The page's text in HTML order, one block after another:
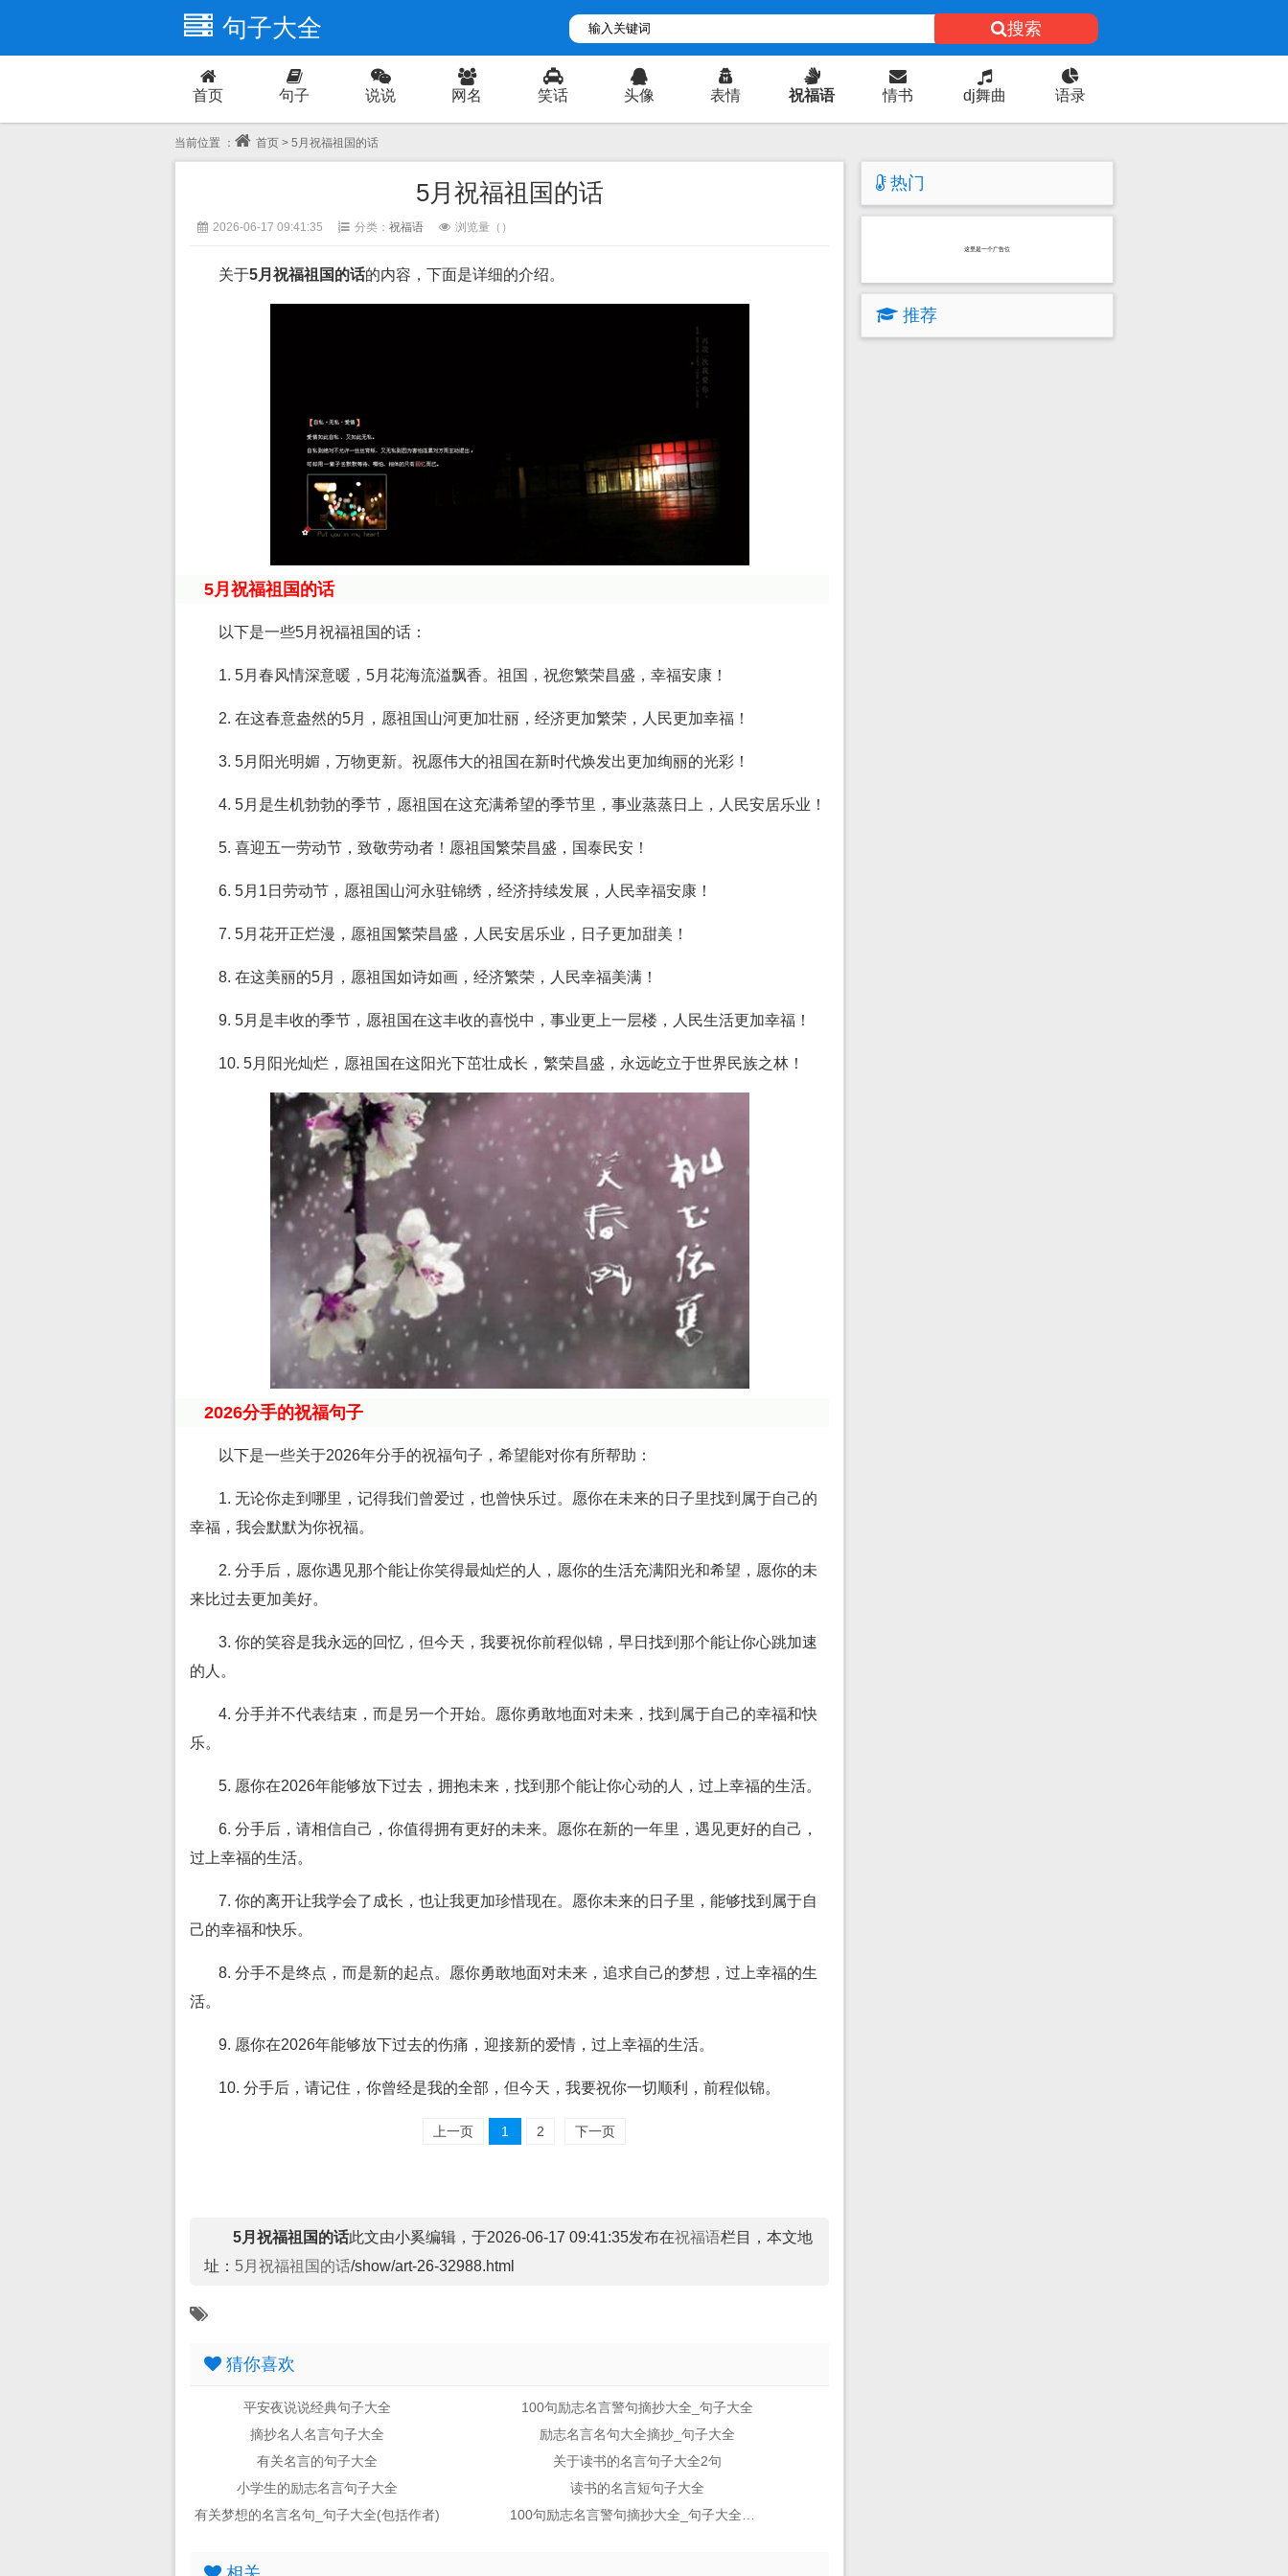
句子大全 搜索
首页 句子 说说 网名 笑话 头像 表情 祝福语 情书 dj舞曲 语录
爱情
当前位置 ： 首页 > 5月祝福祖国的话
5月祝福祖国的话
2026-06-17 09:41:35 分类： 祝福语 浏览量（ ）
关于5月祝福祖国的话的内容，下面是详细的介绍。
5月祝福祖国的话
以下是一些5月祝福祖国的话：
1. 5月春风情深意暖，5月花海流溢飘香。祖国，祝您繁荣昌盛，幸福安康！
2. 在这春意盎然的5月，愿祖国山河更加壮丽，经济更加繁荣，人民更加幸福！
3. 5月阳光明媚，万物更新。祝愿伟大的祖国在新时代焕发出更加绚丽的光彩！
4. 5月是生机勃勃的季节，愿祖国在这充满希望的季节里，事业蒸蒸日上，人民安居乐业！
5. 喜迎五一劳动节，致敬劳动者！愿祖国繁荣昌盛，国泰民安！
6. 5月1日劳动节，愿祖国山河永驻锦绣，经济持续发展，人民幸福安康！
7. 5月花开正烂漫，愿祖国繁荣昌盛，人民安居乐业，日子更加甜美！
8. 在这美丽的5月，愿祖国如诗如画，经济繁荣，人民幸福美满！
9. 5月是丰收的季节，愿祖国在这丰收的喜悦中，事业更上一层楼，人民生活更加幸福！
10. 5月阳光灿烂，愿祖国在这阳光下茁壮成长，繁荣昌盛，永远屹立于世界民族之林！
2026分手的祝福句子
以下是一些关于2026年分手的祝福句子，希望能对你有所帮助：
1. 无论你走到哪里，记得我们曾爱过，也曾快乐过。愿你在未来的日子里找到属于自己的
幸福，我会默默为你祝福。
2. 分手后，愿你遇见那个能让你笑得最灿烂的人，愿你的生活充满阳光和希望，愿你的未
来比过去更加美好。
3. 你的笑容是我永远的回忆，但今天，我要祝你前程似锦，早日找到那个能让你心跳加速
的人。
4. 分手并不代表结束，而是另一个开始。愿你勇敢地面对未来，找到属于自己的幸福和快
乐。
5. 愿你在2026年能够放下过去，拥抱未来，找到那个能让你心动的人，过上幸福的生活。
6. 分手后，请相信自己，你值得拥有更好的未来。愿你在新的一年里，遇见更好的自己，
过上幸福的生活。
7. 你的离开让我学会了成长，也让我更加珍惜现在。愿你未来的日子里，能够找到属于自
己的幸福和快乐。
8. 分手不是终点，而是新的起点。愿你勇敢地面对未来，追求自己的梦想，过上幸福的生
活。
9. 愿你在2026年能够放下过去的伤痛，迎接新的爱情，过上幸福的生活。
10. 分手后，请记住，你曾经是我的全部，但今天，我要祝你一切顺利，前程似锦。
上一页 1 2 下一页
5月祝福祖国的话此文由小奚编辑，于2026-06-17 09:41:35发布在祝福语栏目，本文地
址： 5月祝福祖国的话/show/art-26-32988.html
猜你喜欢
平安夜说说经典句子大全
100句励志名言警句摘抄大全_句子大全
摘抄名人名言句子大全
励志名言名句大全摘抄_句子大全
有关名言的句子大全
关于读书的名言句子大全2句
小学生的励志名言句子大全
读书的名言短句子大全
有关梦想的名言名句_句子大全(包括作者)
热门
这里是一个广告位
推荐